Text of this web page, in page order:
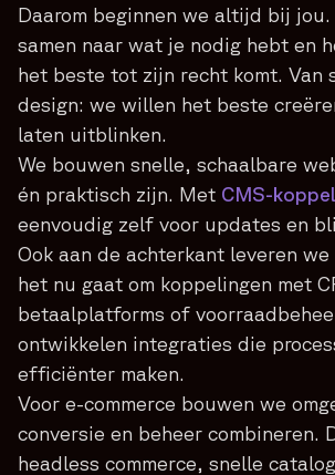
Daarom beginnen we altijd bij jou.
samen naar wat je nodig hebt en
het beste tot zijn recht komt. Van
design: we willen het beste
laten uitblinken.
We bouwen snelle, schaalbare
én praktisch zijn. Met CMS-
eenvoudig zelf voor updates en
Ook aan de achterkant leveren
het nu gaat om koppelingen met
betaalplatforms of
ontwikkelen integraties die
efficiënter maken.
Voor e-commerce bouwen we
conversie en beheer combineren.
headless commerce, snelle